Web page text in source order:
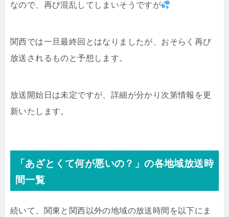
なので、再び混乱してしまいそうですが
関西では一旦最終回とはなりましたが、おそらく再び
放送されるものと予想します。
放送開始日は未定ですが、詳細が分かり次第情報を更
新いたします。
「あざとくて何が悪いの？」の各地域放送時
間一覧
続いて、関東と関西以外の地域の放送時間を以下にま